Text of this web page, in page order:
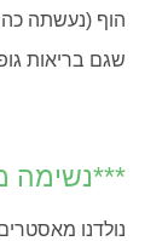
הוף (נעשתה
שגם בריאות
***נשימה
נולדנו